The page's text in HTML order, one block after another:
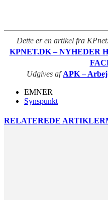
Dette er en artikel fra
KPNET.DK – NYHEDER
Udgives afAPK –
EMNER
Synspunkt
RELATEREDE ARTIKLER